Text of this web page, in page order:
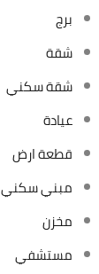
برج
شقة
شقة سكني
عيادة
قطعة ارض
مبني سكني
مخزن
مستشفي